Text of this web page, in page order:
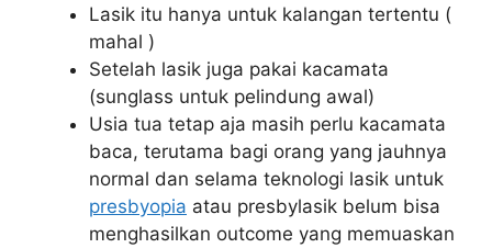
Lasik itu hanya untuk kalangan tertentu (
mahal )
Setelah lasik juga pakai kacamata
(sunglass untuk pelindung awal)
Usia tua tetap aja masih perlu kacamata
baca, terutama bagi orang yang jauhnya
normal dan selama teknologi lasik untuk
presbyopia atau presbylasik belum bisa
menghasilkan outcome yang memuaskan